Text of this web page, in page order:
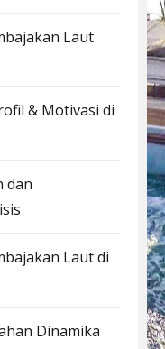
Laut
& Motivasi di
dan
Laut di
Dinamika